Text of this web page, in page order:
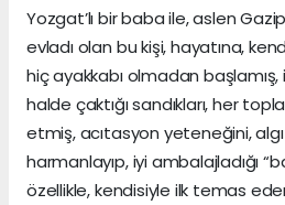
Yozgat’lı bir baba ile, aslen
evladı olan bu kişi, hayatına,
hiç ayakkabı olmadan başlamış,
halde çaktığı sandıkları, her
etmiş, acıtasyon yeteneğini,
harmanlayıp, iyi ambalajladığı
özellikle, kendisiyle ilk temas